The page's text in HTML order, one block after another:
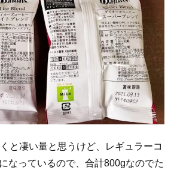
と凄い量と思うけど、レギュラーコ
なっているので、合計800gなのでた